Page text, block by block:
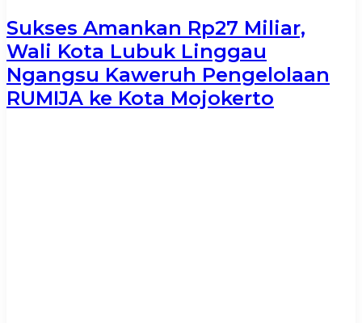
Sukses Amankan Rp27 Miliar,
Wali Kota Lubuk Linggau
Ngangsu Kaweruh Pengelolaan
RUMIJA ke Kota Mojokerto